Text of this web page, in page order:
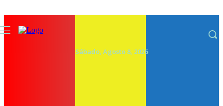
Sábado, Agosto 8, 2026